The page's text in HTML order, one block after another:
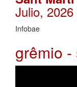
Julio,
Infobae
grêmio